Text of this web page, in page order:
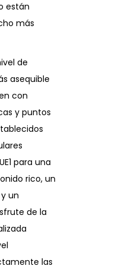
están
más
de
asequible
con
y puntos
para una
rico, un
un
de la
las